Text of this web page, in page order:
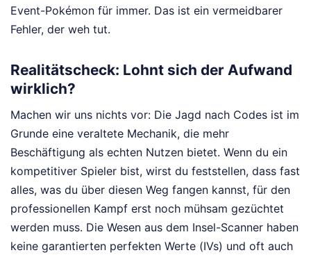
Event-Pokémon für immer. Das ist ein vermeidbarer
Fehler, der weh tut.
Realitätscheck: Lohnt sich der Aufwand
wirklich?
Machen wir uns nichts vor: Die Jagd nach Codes ist im
Grunde eine veraltete Mechanik, die mehr
Beschäftigung als echten Nutzen bietet. Wenn du ein
kompetitiver Spieler bist, wirst du feststellen, dass fast
alles, was du über diesen Weg fangen kannst, für den
professionellen Kampf erst noch mühsam gezüchtet
werden muss. Die Wesen aus dem Insel-Scanner haben
keine garantierten perfekten Werte (IVs) und oft auch